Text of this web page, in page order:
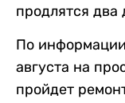
продлятся два
По
августа на
пройдет